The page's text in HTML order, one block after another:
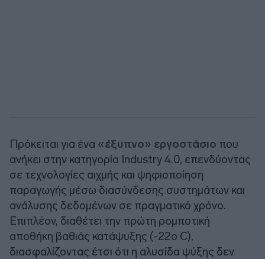
Πρόκειται για ένα «έξυπνο» εργοστάσιο που
ανήκει στην κατηγορία Industry 4.0, επενδύοντας
σε τεχνολογίες αιχμής και ψηφιοποίηση
παραγωγής μέσω διασύνδεσης συστημάτων και
ανάλυσης δεδομένων σε πραγματικό χρόνο.
Επιπλέον, διαθέτει την πρώτη ρομποτική
αποθήκη βαθιάς κατάψυξης (-22ο C),
διασφαλίζοντας έτσι ότι η αλυσίδα ψύξης δεν